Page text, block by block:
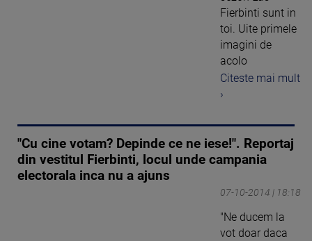
Fierbinti sunt in
toi. Uite primele
imagini de
acolo
Citeste mai mult
›
"Cu cine votam? Depinde ce ne iese!". Reportaj
din vestitul Fierbinti, locul unde campania
electorala inca nu a ajuns
07-10-2014 | 18:18
"Ne ducem la
vot doar daca